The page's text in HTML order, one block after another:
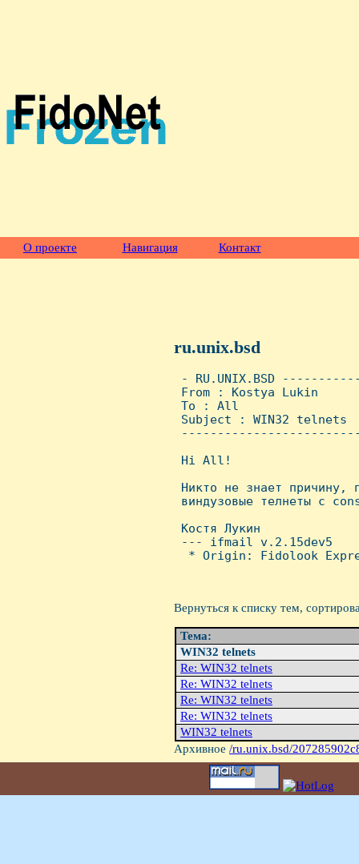
О проекте Навигация Контакт
ru.unix.bsd
- RU.UNIX.BSD
From : Kostya Lukin
To : All
Subject : WIN32 telnets
Hi All!
Hикто не знает причину,
виндузовые телнеты с
Костя Лукин
--- ifmail v.2.15dev5
* Origin: Fidolook
Вернуться к списку тем,
Тема:
WIN32 telnets
Re: WIN32 telnets
Re: WIN32 telnets
Re: WIN32 telnets
Re: WIN32 telnets
WIN32 telnets
Архивное /ru.unix.bsd/